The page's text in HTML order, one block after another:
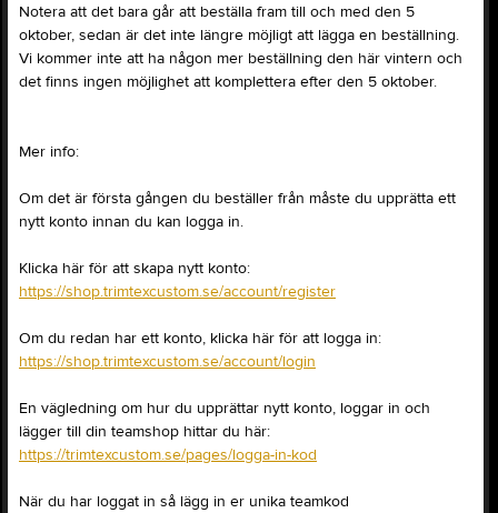
Notera att det bara går att beställa fram till och med den 5
oktober, sedan är det inte längre möjligt att lägga en beställning.
Vi kommer inte att ha någon mer beställning den här vintern och
det finns ingen möjlighet att komplettera efter den 5 oktober.
Mer info:
Om det är första gången du beställer från måste du upprätta ett
nytt konto innan du kan logga in.
Klicka här för att skapa nytt konto:
https://shop.trimtexcustom.se/account/register
Om du redan har ett konto, klicka här för att logga in:
https://shop.trimtexcustom.se/account/login
En vägledning om hur du upprättar nytt konto, loggar in och
lägger till din teamshop hittar du här:
https://trimtexcustom.se/pages/logga-in-kod
När du har loggat in så lägg in er unika teamkod